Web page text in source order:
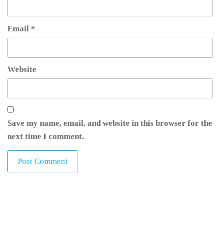
Email *
Website
Save my name, email, and website in this browser for the
next time I comment.